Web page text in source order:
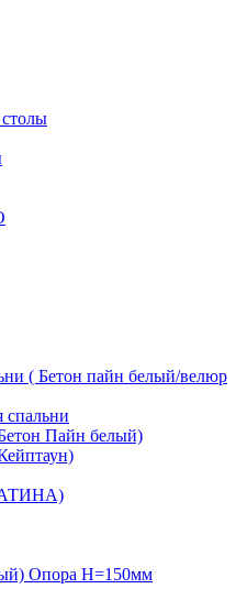
( Бетон пайн белый/велюр
спальни
Пайн белый)
Опора Н=150мм